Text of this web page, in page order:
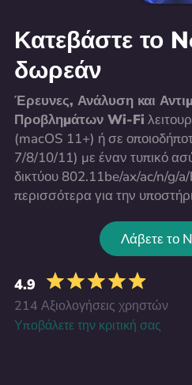
Κατεβάστε το
δωρεάν
Έρευνες, Ανάλυση και
Προβλημάτων Wi-Fi
(macOS 11+) ή σε
7/8/10/11) με έναν τυπικό
δικτύου 802.11be/ax/ac/n/g/
περισσότερα για την
Λάβετε το
4.9
214 Αξιολογήσεις χρηστών
Υποβάλετε την κριτική σας